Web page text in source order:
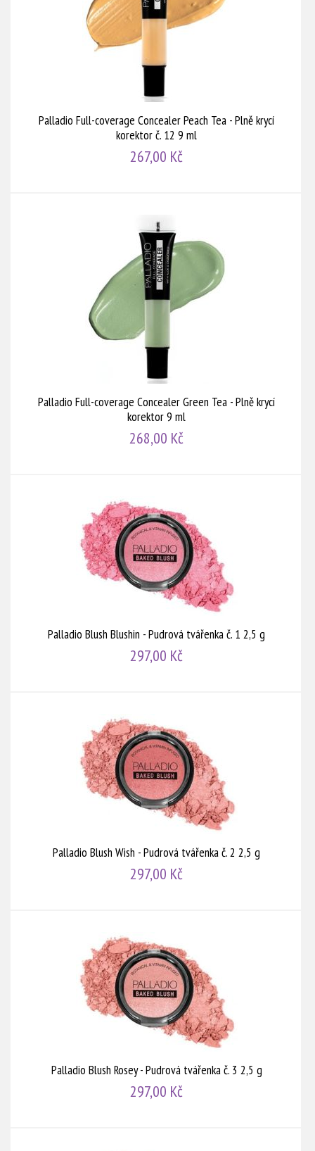
Palladio Full-coverage Concealer Peach Tea - Plně krycí
korektor č. 12 9 ml
267,00 Kč
Palladio Full-coverage Concealer Green Tea - Plně krycí
korektor 9 ml
268,00 Kč
Palladio Blush Blushin - Pudrová tvářenka č. 1 2,5 g
297,00 Kč
Palladio Blush Wish - Pudrová tvářenka č. 2 2,5 g
297,00 Kč
Palladio Blush Rosey - Pudrová tvářenka č. 3 2,5 g
297,00 Kč